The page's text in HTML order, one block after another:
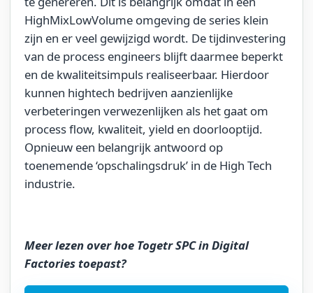
HighMixLowVolume omgeving de series klein
zijn en er veel gewijzigd wordt. De tijdinvestering
van de process engineers blijft daarmee beperkt
en de kwaliteitsimpuls realiseerbaar. Hierdoor
kunnen hightech bedrijven aanzienlijke
verbeteringen verwezenlijken als het gaat om
process flow, kwaliteit, yield en doorlooptijd.
Opnieuw een belangrijk antwoord op
toenemende ‘opschalingsdruk’ in de High Tech
industrie.
Meer lezen over hoe Togetr SPC in Digital
Factories toepast?